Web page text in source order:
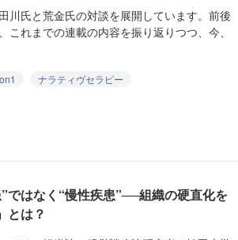
川氏と荒金氏の対談を展開しています。前後
れまでの連載の内容を振り返りつつ、今、
ナラティヴセラピー
ではなく“慢性疾患”──組織の硬直化を
とは？